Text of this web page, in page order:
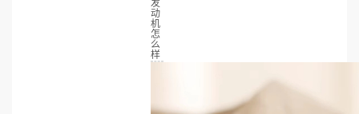
发
动
机
怎
么
样